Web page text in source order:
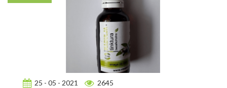
25 - 05 - 2021 2645